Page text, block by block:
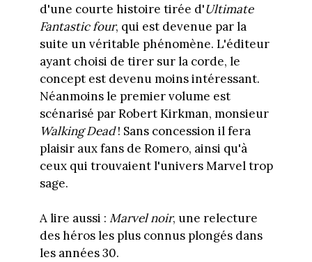
d'une courte histoire tirée d'Ultimate
Fantastic four, qui est devenue par la
suite un véritable phénomène. L'éditeur
ayant choisi de tirer sur la corde, le
concept est devenu moins intéressant.
Néanmoins le premier volume est
scénarisé par Robert Kirkman, monsieur
Walking Dead! Sans concession il fera
plaisir aux fans de Romero, ainsi qu'à
ceux qui trouvaient l'univers Marvel trop
sage.
A lire aussi : Marvel noir, une relecture
des héros les plus connus plongés dans
les années 30.